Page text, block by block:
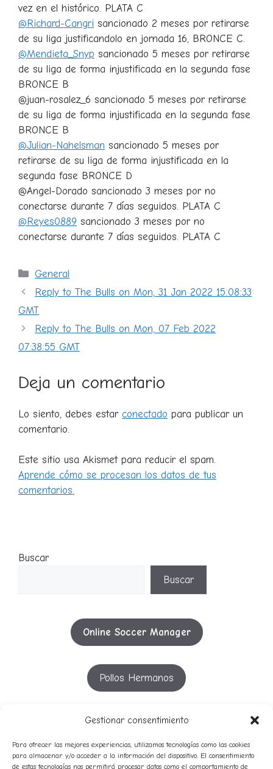
Gestionar consentimiento
Para ofrecer las mejores experiencias, utilizamos tecnologías como las cookies
para almacenar y/o acceder a la información del dispositivo. El consentimiento
de estas tecnologías nos permitirá procesar datos como el comportamiento de
vez en el histórico. PLATA C
@Richard-Cangri sancionado 2 meses por retirarse
de su liga justificandolo en jornada 16, BRONCE C.
@Mendieta_Snyp sancionado 5 meses por retirarse
de su liga de forma injustificada en la segunda fase
BRONCE B
@juan-rosalez_6 sancionado 5 meses por retirarse
de su liga de forma injustificada en la segunda fase
BRONCE B
@Julian-Nahelsman sancionado 5 meses por
retirarse de su liga de forma injustificada en la
segunda fase BRONCE D
@Angel-Dorado sancionado 3 meses por no
conectarse durante 7 días seguidos. PLATA C
@Reyes0889 sancionado 3 meses por no
conectarse durante 7 días seguidos. PLATA C
Categorías
General
Reply to The Bulls on Mon, 31 Jan 2022 15:08:33
GMT
Reply to The Bulls on Mon, 07 Feb 2022
07:38:55 GMT
Deja un comentario
Lo siento, debes estar conectado para publicar un
comentario.
Este sitio usa Akismet para reducir el spam.
Aprende cómo se procesan los datos de tus
comentarios.
Buscar
Buscar
Online Soccer Manager
Pollos Hermanos
YouTube